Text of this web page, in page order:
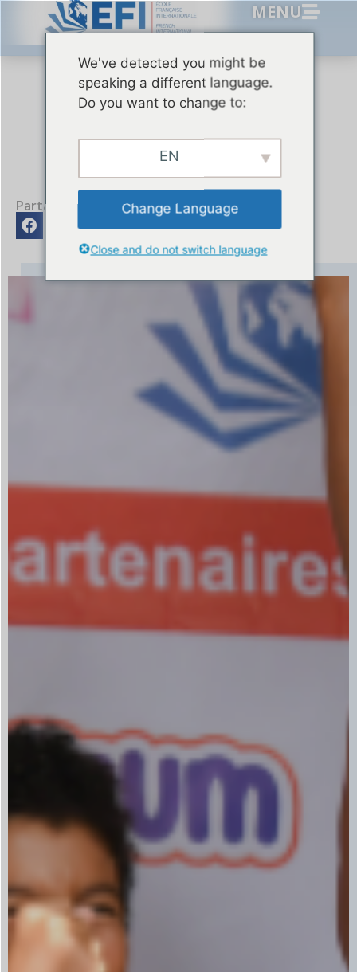
MENU
Actualités ,Évènements 01/07/2025
Fun Fair de l’EFI –
Édition 2025
Partager sur :
We've detected you might be
speaking a different language.
Do you want to change to:
EN
Change Language
Close and do not switch language